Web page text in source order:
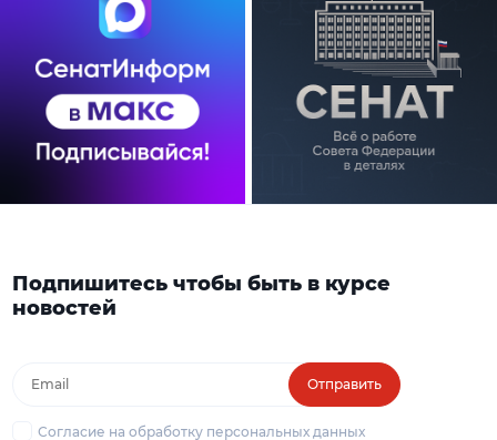
Подпишитесь чтобы быть в курсе
новостей
Отправить
Согласие на обработку персональных данных